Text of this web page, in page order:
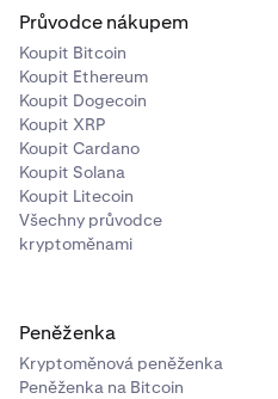
Průvodce nákupem
Koupit Bitcoin
Koupit Ethereum
Koupit Dogecoin
Koupit XRP
Koupit Cardano
Koupit Solana
Koupit Litecoin
Všechny průvodce
kryptoměnami
Peněženka
Kryptoměnová peněženka
Peněženka na Bitcoin